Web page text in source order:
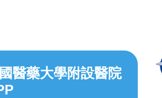
醫藥大學附設醫院